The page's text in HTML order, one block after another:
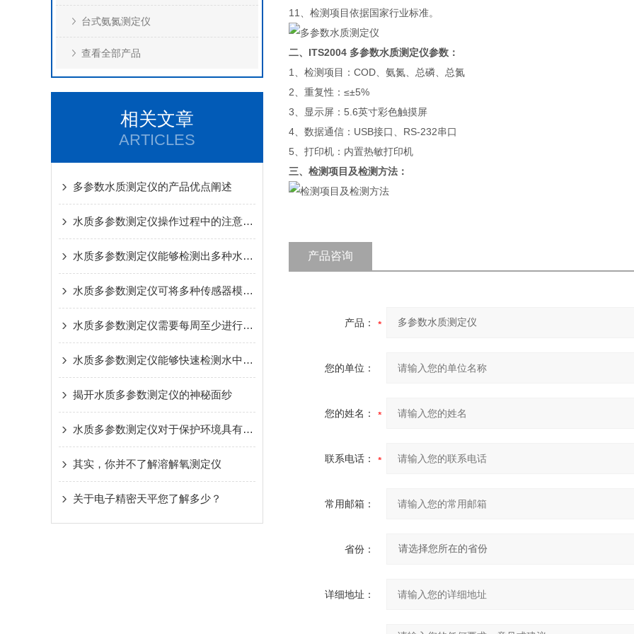
台式氨氮测定仪
查看全部产品
相关文章
ARTICLES
多参数水质测定仪的产品优点阐述
水质多参数测定仪操作过程中的注意事项
水质多参数测定仪能够检测出多种水质参数
水质多参数测定仪可将多种传感器模块集成于同一机体
水质多参数测定仪需要每周至少进行一次校准
水质多参数测定仪能够快速检测水中的多个关键参数
揭开水质多参数测定仪的神秘面纱
水质多参数测定仪对于保护环境具有重要意义
其实，你并不了解溶解氧测定仪
关于电子精密天平您了解多少？
11、检测项目依据国家行业标准。
二、ITS2004 多参数水质测定仪参数：
1、检测项目：COD、氨氮、总磷、总氮
2、重复性：≤±5%
3、显示屏：5.6英寸彩色触摸屏
4、数据通信：USB接口、RS-232串口
5、打印机：内置热敏打印机
三、检测项目及检测方法：
产品咨询
产品：
您的单位：
您的姓名：
联系电话：
常用邮箱：
省份：
详细地址：